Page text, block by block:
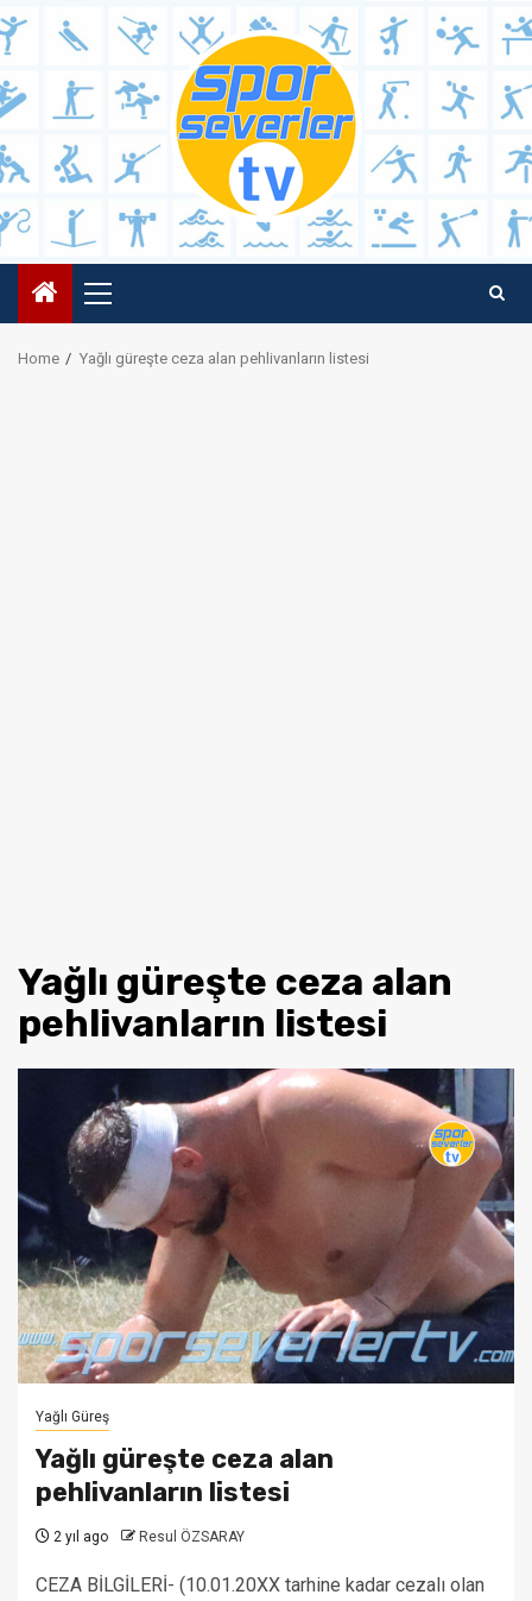
Skip
to
Primary
Menu
Home Yağlı güreşte ceza alan pehlivanların listesi
Yağlı güreşte ceza alan
pehlivanların listesi
Yağlı Güreş
Yağlı güreşte ceza alan
pehlivanların listesi
2 yıl ago Resul ÖZSARAY
CEZA BİLGİLERİ- (10.01.20XX tarhine kadar cezalı olan